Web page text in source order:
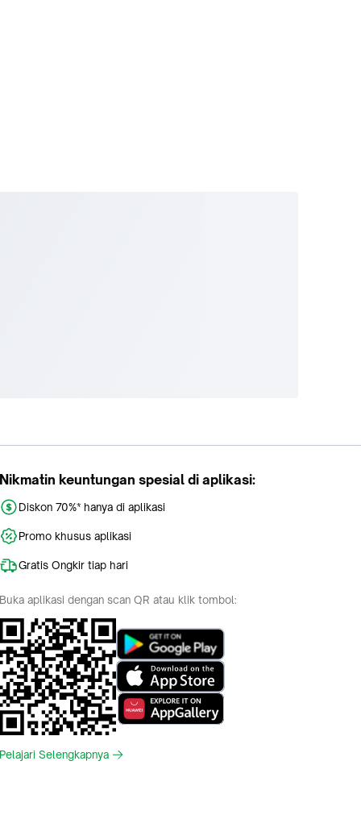
Nikmatin keuntungan spesial di aplikasi:
Diskon 70%* hanya di aplikasi
Promo khusus aplikasi
Gratis Ongkir tiap hari
Buka aplikasi dengan scan QR atau klik tombol:
Pelajari Selengkapnya